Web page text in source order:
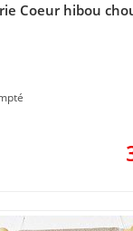
Coeur hibou